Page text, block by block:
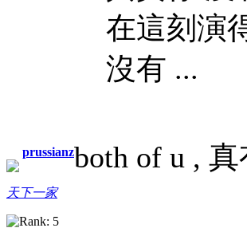
prussianz
天下一家
在這刻演
沒有 ...
both of u ,